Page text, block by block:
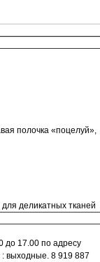
полочка «поцелуй»,
деликатных тканей
до 17.00 по адресу
: выходные. 8 919 887